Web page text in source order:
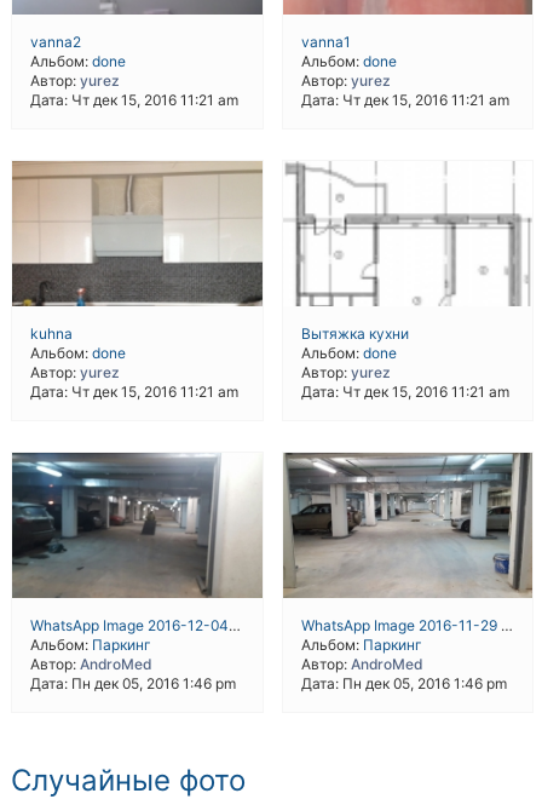
vanna2
Альбом: done
Автор: yurez
Дата: Чт дек 15, 2016 11:21 am
vanna1
Альбом: done
Автор: yurez
Дата: Чт дек 15, 2016 11:21 am
kuhna
Альбом: done
Автор: yurez
Дата: Чт дек 15, 2016 11:21 am
Вытяжка кухни
Альбом: done
Автор: yurez
Дата: Чт дек 15, 2016 11:21 am
WhatsApp Image 2016-12-04 at 19.43.21
Альбом: Паркинг
Автор: AndroMed
Дата: Пн дек 05, 2016 1:46 pm
WhatsApp Image 2016-11-29 at 18.30.51
Альбом: Паркинг
Автор: AndroMed
Дата: Пн дек 05, 2016 1:46 pm
Случайные фото